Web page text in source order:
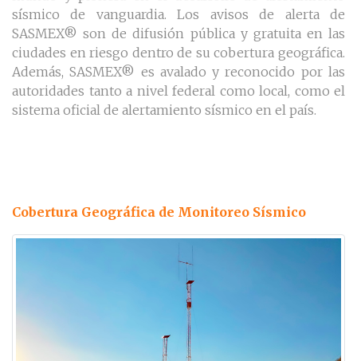
sísmico de vanguardia. Los avisos de alerta de
SASMEX® son de difusión pública y gratuita en las
ciudades en riesgo dentro de su cobertura geográfica.
Además, SASMEX® es avalado y reconocido por las
autoridades tanto a nivel federal como local, como el
sistema oficial de alertamiento sísmico en el país.
Cobertura Geográfica de Monitoreo Sísmico